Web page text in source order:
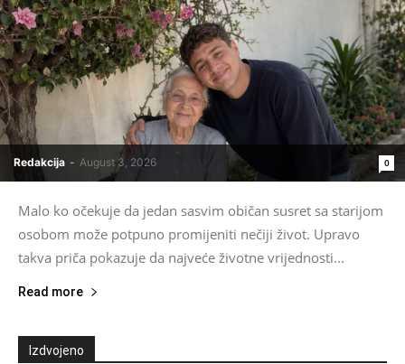
Redakcija - August 3, 2026 0
Malo ko očekuje da jedan sasvim običan susret sa starijom
osobom može potpuno promijeniti nečiji život. Upravo
takva priča pokazuje da najveće životne vrijednosti...
Read more
Izdvojeno